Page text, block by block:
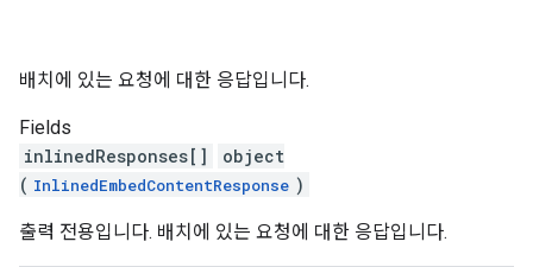
배치에 있는 요청에 대한 응답입니다.
Fields
inlinedResponses[]
object
( InlinedEmbedContentResponse )
출력 전용입니다. 배치에 있는 요청에 대한 응답입니다.